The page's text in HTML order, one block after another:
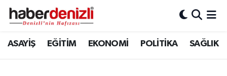
ASAYİŞ EĞİTİM EKONOMİ POLİTİKA SAĞLIK
Denizli Nöbetçi Eczaneler